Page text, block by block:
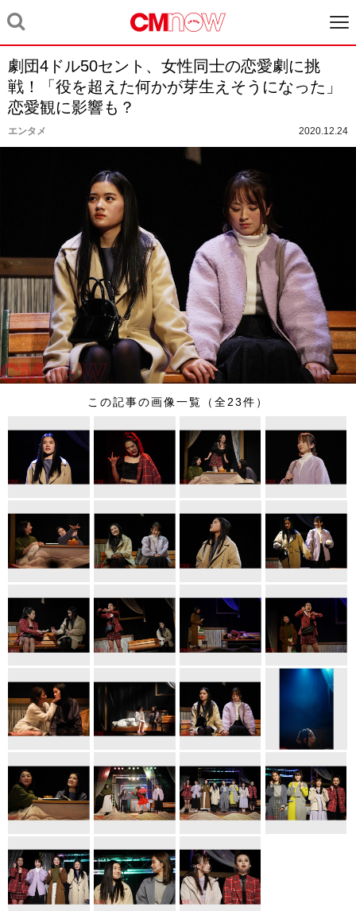
劇団4ドル50セント、女性同士の恋愛劇に挑
戦！「役を超えた何かが芽生えそうになった」
恋愛観に影響も？
エンタメ 2020.12.24
この記事の画像一覧（全23件）